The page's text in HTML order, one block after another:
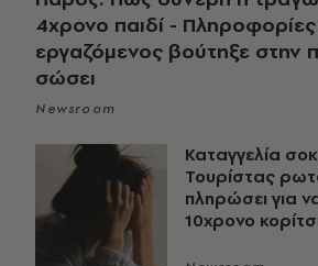
4χρονο παιδί - Πληροφορίες
εργαζόμενος βούτηξε στην
σώσει
Newsroom
Καταγγελία
Τουρίστας
πληρώσει για
10χρονο